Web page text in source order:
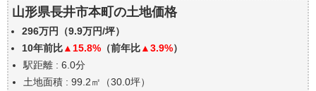
山形県長井市本町の土地の過去の売買事例
公示地価はいくら
エリアの将来性を人口予想から検討しよう
自分の年収でいくらの不動産が買える？
山形県長井市本町の土地価格
296万円（9.9万円/坪）
10年前比▲15.8% （前年比▲3.9%）
駅距離 : 6.0分
土地面積 : 99.2㎡（30.0坪）